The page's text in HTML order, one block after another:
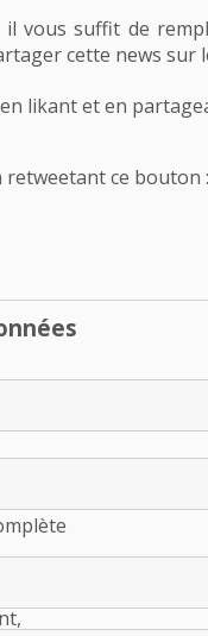
vous suffit de
cette news sur
likant et en
ce bouton :